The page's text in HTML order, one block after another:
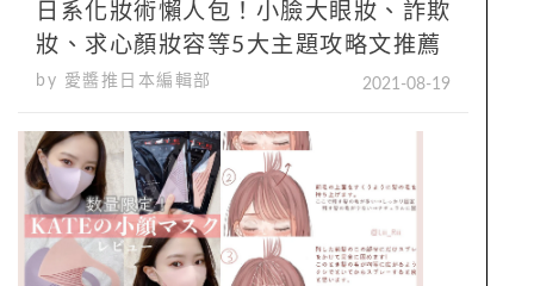
日系化妝術懶人包！小臉大眼妝、詐欺
妝、求心顏妝容等5大主題攻略文推薦
by 愛醬推日本編輯部 2021-08-19